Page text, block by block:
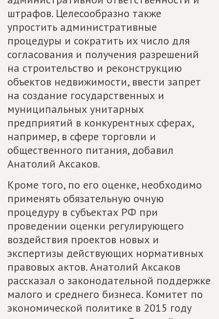
штрафов. Целесообразно также
упростить административные
процедуры и сократить их число для
согласования и получения разрешений
на строительство и реконструкцию
объектов недвижимости, ввести запрет
на создание государственных и
муниципальных унитарных
предприятий в конкурентных сферах,
например, в сфере торговли и
общественного питания, добавил
Анатолий Аксаков.
Кроме того, по его оценке, необходимо
применять обязательную очную
процедуру в субъектах РФ при
проведении оценки регулирующего
воздействия проектов новых и
экспертизы действующих нормативных
правовых актов. Анатолий Аксаков
рассказал о законодательной поддержке
малого и среднего бизнеса. Комитет по
экономической политике в 2015 году